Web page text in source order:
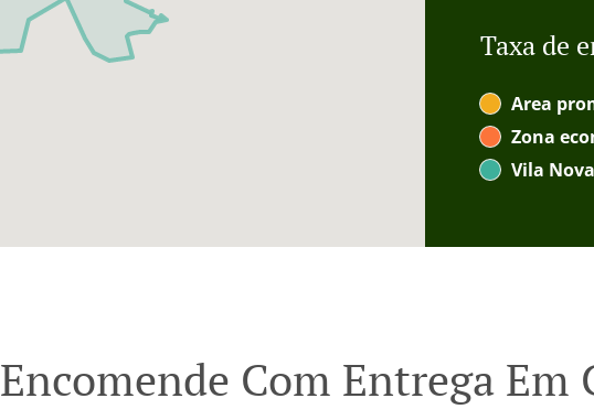
Taxa de
Area
Zona
Vila
Encomende Com Entrega Em